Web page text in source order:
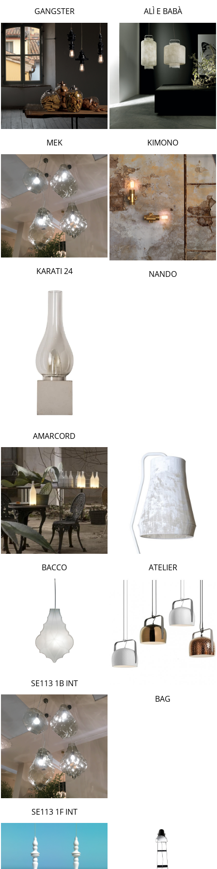
PORSCHE
CATELLANI & SMITH
VIABIZZUNO
ALÌ E BABÀ
GANGSTER
KIMONO
MEK
NANDO
24 KARATI
AMARCORD
ATELIER
BACCO
BAG
SE113 1B INT
SE113 1F INT